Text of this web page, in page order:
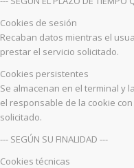
Cookies de sesión
Recaban datos mientras el
prestar el servicio solicitado.
Cookies persistentes
Se almacenan en el terminal y
el responsable de la cookie
solicitado.
--- SEGÚN SU FINALIDAD ---
Cookies técnicas